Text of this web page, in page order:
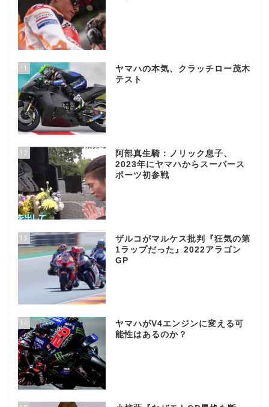
11
ヤマハの本気、クラッチロー茂木
テスト
12
阿部真生騎：ノリック息子、
2023年にヤマハからスーパース
ポーツ初参戦
13
ザルコがマルケス批判『狂気の第
1ラップだった』2022アラゴン
GP
14
ヤマハがV4エンジンに変える可
能性はあるのか？